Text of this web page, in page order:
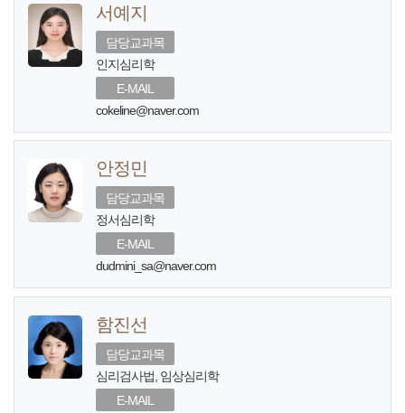
서예지
담당교과목
인지심리학
E-MAIL
cokeline@naver.com
안정민
담당교과목
정서심리학
E-MAIL
dudmini_sa@naver.com
함진선
담당교과목
심리검사법, 임상심리학
E-MAIL